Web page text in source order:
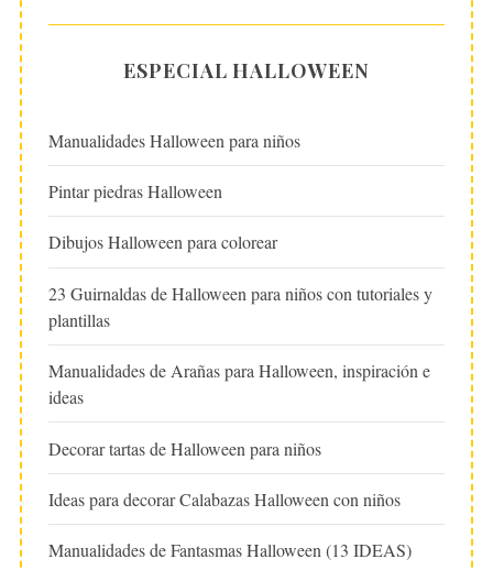
ESPECIAL HALLOWEEN
Manualidades Halloween para niños
Pintar piedras Halloween
Dibujos Halloween para colorear
23 Guirnaldas de Halloween para niños con tutoriales y
plantillas
Manualidades de Arañas para Halloween, inspiración e
ideas
Decorar tartas de Halloween para niños
Ideas para decorar Calabazas Halloween con niños
Manualidades de Fantasmas Halloween (13 IDEAS)